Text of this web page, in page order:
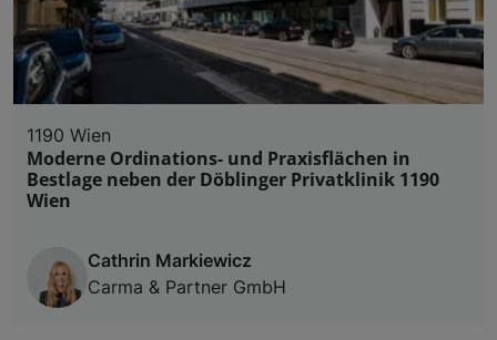
1190 Wien
Moderne Ordinations- und Praxisflächen in
Bestlage neben der Döblinger Privatklinik 1190
Wien
Cathrin Markiewicz
Carma & Partner GmbH